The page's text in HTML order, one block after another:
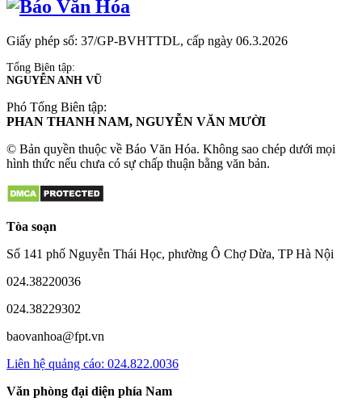
Giấy phép số: 37/GP-BVHTTDL, cấp ngày 06.3.2026
Tổng Biên tập:
NGUYỄN ANH VŨ
Phó Tổng Biên tập:
PHAN THANH NAM, NGUYỄN VĂN MƯỜI
© Bản quyền thuộc về Báo Văn Hóa. Không sao chép dưới mọi
hình thức nếu chưa có sự chấp thuận bằng văn bản.
Tòa soạn
Số 141 phố Nguyễn Thái Học, phường Ô Chợ Dừa, TP Hà Nội
024.38220036
024.38229302
baovanhoa@fpt.vn
Liên hệ quảng cáo: 024.822.0036
Văn phòng đại diện phía Nam